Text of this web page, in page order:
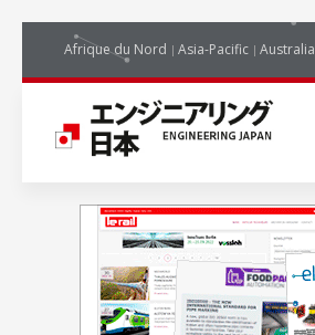
Afrique du Nord Asia-Pacific Australia